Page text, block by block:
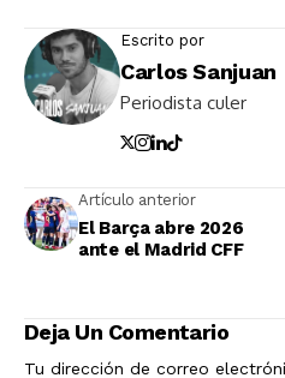
Escrito por
Carlos Sanjuan
Periodista culer
Artículo anterior
El Barça abre 2026
ante el Madrid CFF
Deja Un Comentario
Tu dirección de correo